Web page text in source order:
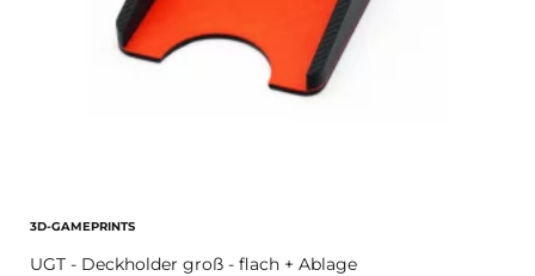
3D-GAMEPRINTS
UGT - Deckholder groß - flach + Ablage